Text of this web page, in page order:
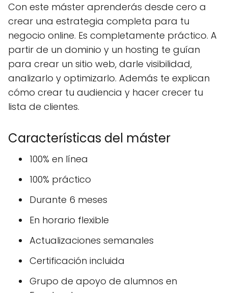
Con este máster aprenderás desde cero a
crear una estrategia completa para tu
negocio online. Es completamente práctico. A
partir de un dominio y un hosting te guían
para crear un sitio web, darle visibilidad,
analizarlo y optimizarlo. Además te explican
cómo crear tu audiencia y hacer crecer tu
lista de clientes.
Características del máster
100% en línea
100% práctico
Durante 6 meses
En horario flexible
Actualizaciones semanales
Certificación incluida
Grupo de apoyo de alumnos en